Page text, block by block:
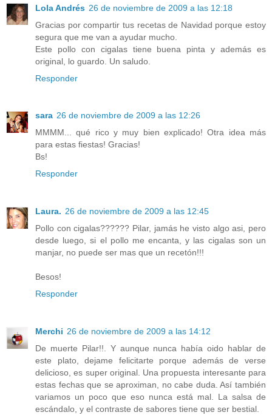
Lola Andrés 26 de noviembre de 2009 a las 12:18
Gracias por compartir tus recetas de Navidad porque estoy
segura que me van a ayudar mucho.
Este pollo con cigalas tiene buena pinta y además es
original, lo guardo. Un saludo.
Responder
sara 26 de noviembre de 2009 a las 12:26
MMMM... qué rico y muy bien explicado! Otra idea más
para estas fiestas! Gracias!
Bs!
Responder
Laura. 26 de noviembre de 2009 a las 12:45
Pollo con cigalas?????? Pilar, jamás he visto algo asi, pero
desde luego, si el pollo me encanta, y las cigalas son un
manjar, no puede ser mas que un recetón!!!
Besos!
Responder
Merchi 26 de noviembre de 2009 a las 14:12
De muerte Pilar!!. Y aunque nunca había oido hablar de
este plato, dejame felicitarte porque además de verse
delicioso, es super original. Una propuesta interesante para
estas fechas que se aproximan, no cabe duda. Así también
variamos un poco que eso nunca está mal. La salsa de
escándalo, y el contraste de sabores tiene que ser bestial.